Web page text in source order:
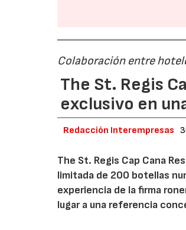
Colaboración entre
The St. Regis
exclusivo en
Redacción Interempresas
The St. Regis Cap Cana
limitada de 200 botellas
experiencia de la firma
lugar a una referencia